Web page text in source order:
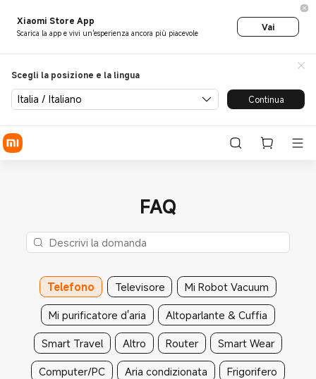
Xiaomi Store App
Scarica la app e vivi un'esperienza ancora più piacevole
Vai
Scegli la posizione e la lingua
Italia / Italiano Continua
FAQ
Telefono Televisore
Mi Robot Vacuum
Mi purificatore d'aria
Altoparlante & Cuffia
Smart Travel
Altro Router
Smart Wear
Computer/PC
Aria condizionata
Frigorifero